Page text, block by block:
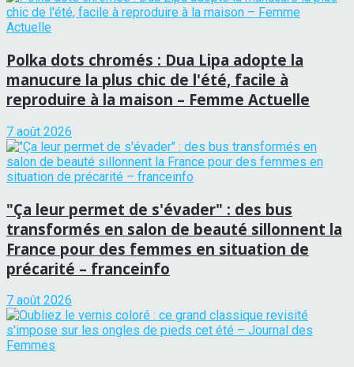
Polka dots chromés : Dua Lipa adopte la
manucure la plus chic de l'été, facile à
reproduire à la maison – Femme Actuelle
7 août 2026
"Ça leur permet de s'évader" : des bus
transformés en salon de beauté sillonnent la
France pour des femmes en situation de
précarité – franceinfo
7 août 2026